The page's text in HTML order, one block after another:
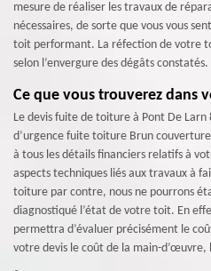
mesure de réaliser les travaux de
nécessaires, de sorte que vous vous
toit performant. La réfection de votre
selon l’envergure des dégâts constatés.
Ce que vous trouverez dans
Le devis fuite de toiture à Pont De
d’urgence fuite toiture Brun
à tous les détails financiers relatifs à
aspects techniques liés aux travaux à
toiture par contre, nous ne pourrons
diagnostiqué l’état de votre toit. En
permettra d’évaluer précisément le
votre devis le coût de la main-